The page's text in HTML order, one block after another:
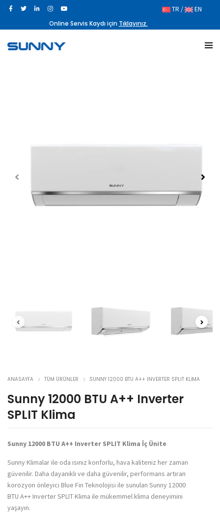
TR / EN
Online Servis Kaydı için Tıklayınız.
ANASAYFA TÜM ÜRÜNLER SUNNY 12000 BTU A++ INVERTER SPLIT KLIMA
Sunny 12000 BTU A++ Inverter
SPLIT Klima
Sunny 12000 BTU A++ Inverter SPLIT Klima İç Ünite
Sunny Klimalar ile oda ısınız konforlu, hava kaliteniz her zaman
güvenilir. Daha dayanıklı ve daha güvenilir, performans artıran
korozyon önleyici Blue Fin Teknolojisi ile sunulan Sunny 12000
BTU A++ Inverter SPLIT Klima ile mükemmel klima deneyimini
yaşayın.